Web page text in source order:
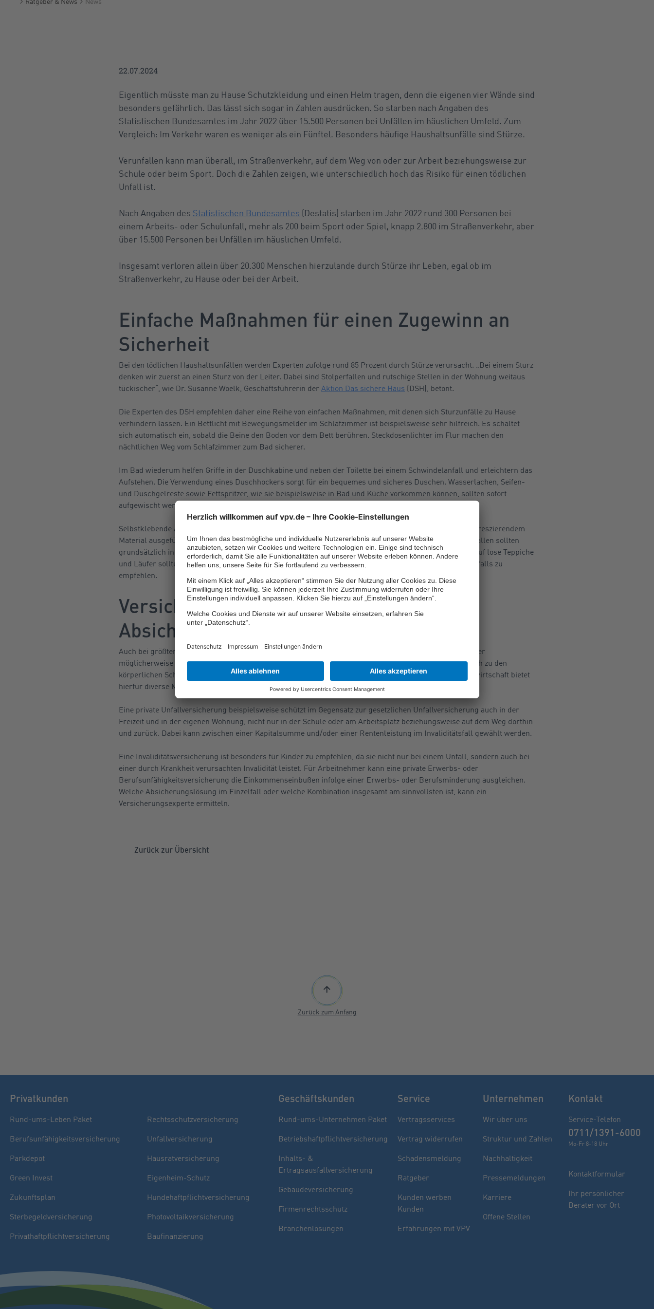
Finden Sie Ihren Berater
Sie haben noch Fragen oder möchten sich
indivuell beraten lassen.
22.07.2024
Eigentlich müsste man zu Hause Schutzkleidung und einen Helm tragen, denn die eigenen vier Wände sind
besonders gefährlich. Das lässt sich sogar in Zahlen ausdrücken. So starben nach Angaben des
Statistischen Bundesamtes im Jahr 2022 über 15.500 Personen bei Unfällen im häuslichen Umfeld. Zum
Vergleich: Im Verkehr waren es weniger als ein Fünftel. Besonders häufige Haushaltsunfälle sind Stürze.
Verunfallen kann man überall, im Straßenverkehr, auf dem Weg von oder zur Arbeit beziehungsweise zur
Schule oder beim Sport. Doch die Zahlen zeigen, wie unterschiedlich hoch das Risiko für einen tödlichen
Unfall ist.
Nach Angaben des Statistischen Bundesamtes (Destatis) starben im Jahr 2022 rund 300 Personen bei
einem Arbeits- oder Schulunfall, mehr als 200 beim Sport oder Spiel, knapp 2.800 im Straßenverkehr, aber
über 15.500 Personen bei Unfällen im häuslichen Umfeld.
Insgesamt verloren allein über 20.300 Menschen hierzulande durch Stürze ihr Leben, egal ob im
Straßenverkehr, zu Hause oder bei der Arbeit.
Einfache Maßnahmen für einen Zugewinn an
Sicherheit
Bei den tödlichen Haushaltsunfällen werden Experten zufolge rund 85 Prozent durch Stürze verursacht. „Bei einem Sturz
denken wir zuerst an einen Sturz von der Leiter. Dabei sind Stolperfallen und rutschige Stellen in der Wohnung weitaus
tückischer“, wie Dr. Susanne Woelk, Geschäftsführerin der Aktion Das sichere Haus (DSH), betont.
Die Experten des DSH empfehlen daher eine Reihe von einfachen Maßnahmen, mit denen sich Sturzunfälle zu Hause
verhindern lassen. Ein Bettlicht mit Bewegungsmelder im Schlafzimmer ist beispielsweise sehr hilfreich. Es schaltet
sich automatisch ein, sobald die Beine den Boden vor dem Bett berühren. Steckdosenlichter im Flur machen den
nächtlichen Weg vom Schlafzimmer zum Bad sicherer.
Im Bad wiederum helfen Griffe in der Duschkabine und neben der Toilette bei einem Schwindelanfall und erleichtern das
Aufstehen. Die Verwendung eines Duschhockers sorgt für ein bequemes und sicheres Duschen. Wasserlachen, Seifen-
und Duschgelreste sowie Fettspritzer, wie sie beispielsweise in Bad und Küche vorkommen können, sollten sofort
aufgewischt werden.
Selbstklebende Antirutschstreifen auf den Treppen sorgen für mehr Halt. In Kontrastfarben oder mit fluoreszierendem
Material ausgeführt, bieten sie zusätzlich Sicherheit in der Dunkelheit. Türschwellen und andere Stolperfallen sollten
grundsätzlich in der gesamten Wohnung entfernt, angeglichen oder zumindest farbig markiert werden. Auf lose Teppiche
und Läufer sollte verzichtet werden. Schließlich sind Socken mit Anti-Rutsch-Sohle („ABS-Socken“) ebenfalls zu
empfehlen.
Versicherungen für eine finanzielle
Absicherung im Fall des Falles
Auch bei größter Vorsicht und unter Berücksichtigung aller oben genannten Tipps lässt sich ein Unfall, der
möglicherweise zu bleibenden Schäden führt, nicht immer verhindern. Um finanzielle Probleme zusätzlich zu den
körperlichen Schäden zu vermeiden, sollte man sich entsprechend absichern. Die private Versicherungswirtschaft bietet
hierfür diverse Möglichkeiten.
Eine private Unfallversicherung beispielsweise schützt im Gegensatz zur gesetzlichen Unfallversicherung auch in der
Freizeit und in der eigenen Wohnung, nicht nur in der Schule oder am Arbeitsplatz beziehungsweise auf dem Weg dorthin
und zurück. Dabei kann zwischen einer Kapitalsumme und/oder einer Rentenleistung im Invaliditätsfall gewählt werden.
Eine Invaliditätsversicherung ist besonders für Kinder zu empfehlen, da sie nicht nur bei einem Unfall, sondern auch bei
einer durch Krankheit verursachten Invalidität leistet. Für Arbeitnehmer kann eine private Erwerbs- oder
Berufsunfähigkeitsversicherung die Einkommenseinbußen infolge einer Erwerbs- oder Berufsminderung ausgleichen.
Welche Absicherungslösung im Einzelfall oder welche Kombination insgesamt am sinnvollsten ist, kann ein
Versicherungsexperte ermitteln.
Zurück zur Übersicht
Zurück zum Anfang
Privatkunden
Rund-ums-Leben Paket
Berufsunfähigkeitsversicherung
Parkdepot
Green Invest
Zukunftsplan
Sterbegeldversicherung
Privathaftpflichtversicherung
Rechtsschutzversicherung
Unfallversicherung
Hausratversicherung
Eigenheim-Schutz
Hundehaftpflichtversicherung
Photovoltaikversicherung
Baufinanzierung
Geschäftskunden
Rund-ums-Unternehmen Paket
Betriebshaftpflichtversicherung
Inhalts- &
Ertragsausfallversicherung
Gebäudeversicherung
Firmenrechtsschutz
Branchenlösungen
Service
Vertragsservices
Vertrag widerrufen
Schadensmeldung
Ratgeber
Kunden werben
Kunden
Erfahrungen mit VPV
Unternehmen
Wir über uns
Struktur und Zahlen
Nachhaltigkeit
Pressemeldungen
Karriere
Offene Stellen
Kontakt
Service-Telefon
0711/1391-6000
Mo-Fr 8-18 Uhr
Kontaktformular
Ihr persönlicher
Berater vor Ort